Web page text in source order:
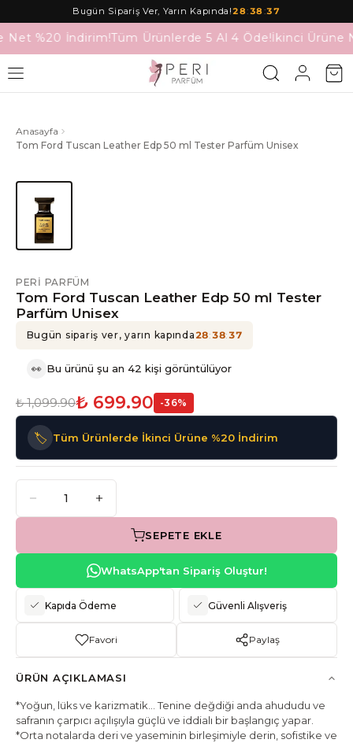
Bugün Sipariş Ver, Yarın Kapında!28:38:37
Net %20 İndirim!Tüm Ürünlerde 5 Al 4 Öde!İkinci Ürüne
Anasayfa
Tom Ford Tuscan Leather Edp 50 ml Tester Parfüm Unisex
PERI PARFÜM
Tom Ford Tuscan Leather Edp 50 ml Tester
Parfüm Unisex
Bugün sipariş ver, yarın kapında28:38:37
👀 Bu ürünü şu an 42 kişi görüntülüyor
₺ 1,099.90₺ 699.90 -36%
🏷️ Tüm Ürünlerde İkinci Ürüne %20 İndirim
SEPETE EKLE
WhatsApp'tan Sipariş Oluştur!
Kapıda Ödeme Güvenli Alışveriş
Favori Paylaş
ÜRÜN AÇIKLAMASI
*Yoğun, lüks ve karizmatik… Tenine değdiği anda ahududu ve
safranın çarpıcı açılışıyla güçlü ve iddialı bir başlangıç yapar.
*Orta notalarda deri ve yaseminin birleşimiyle derin, sofistike ve